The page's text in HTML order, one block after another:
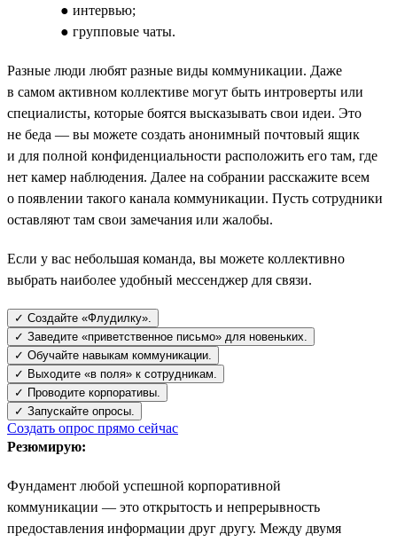
● интервью;
● групповые чаты.
Разные люди любят разные виды коммуникации. Даже
в самом активном коллективе могут быть интроверты или
специалисты, которые боятся высказывать свои идеи. Это
не беда — вы можете создать анонимный почтовый ящик
и для полной конфиденциальности расположить его там, где
нет камер наблюдения. Далее на собрании расскажите всем
о появлении такого канала коммуникации. Пусть сотрудники
оставляют там свои замечания или жалобы.
Если у вас небольшая команда, вы можете коллективно
выбрать наиболее удобный мессенджер для связи.
✓ Создайте «Флудилку».
✓ Заведите «приветственное письмо» для новеньких.
✓ Обучайте навыкам коммуникации.
✓ Выходите «в поля» к сотрудникам.
✓ Проводите корпоративы.
✓ Запускайте опросы.
Создать опрос прямо сейчас
Резюмирую:
Фундамент любой успешной корпоративной
коммуникации — это открытость и непрерывность
предоставления информации друг другу. Между двумя